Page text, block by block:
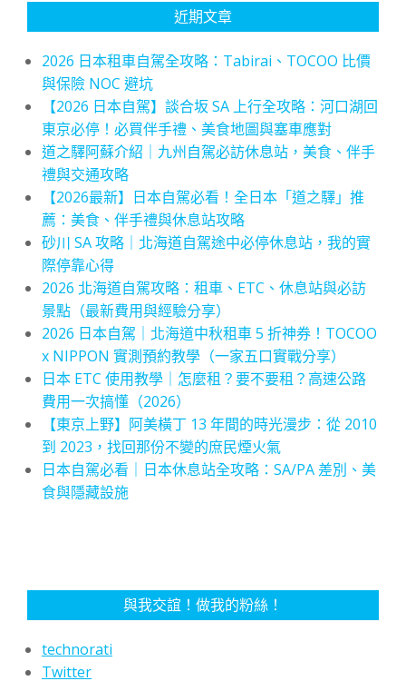
近期文章
2026 日本租車自駕全攻略：Tabirai、TOCOO 比價
與保險 NOC 避坑
【2026 日本自駕】談合坂 SA 上行全攻略：河口湖回
東京必停！必買伴手禮、美食地圖與塞車應對
道之驛阿蘇介紹｜九州自駕必訪休息站，美食、伴手
禮與交通攻略
【2026最新】日本自駕必看！全日本「道之驛」推
薦：美食、伴手禮與休息站攻略
砂川 SA 攻略｜北海道自駕途中必停休息站，我的實
際停靠心得
2026 北海道自駕攻略：租車、ETC、休息站與必訪
景點（最新費用與經驗分享）
2026 日本自駕｜北海道中秋租車 5 折神券！TOCOO
x NIPPON 實測預約教學（一家五口實戰分享）
日本 ETC 使用教學｜怎麼租？要不要租？高速公路
費用一次搞懂（2026）
【東京上野】阿美橫丁 13 年間的時光漫步：從 2010
到 2023，找回那份不變的庶民煙火氣
日本自駕必看｜日本休息站全攻略：SA/PA 差別、美
食與隱藏設施
與我交誼！做我的粉絲！
technorati
Twitter